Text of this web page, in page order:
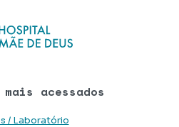
mais acessados
/ Laboratório